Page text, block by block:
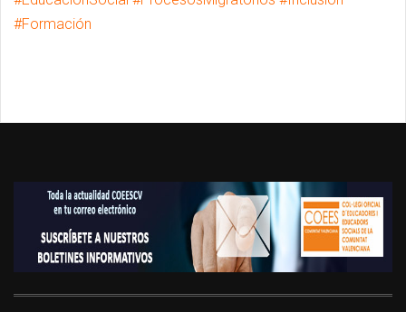
#Formación